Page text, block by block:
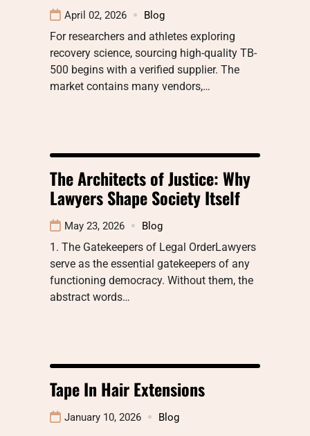
April 02, 2026 Blog
For researchers and athletes exploring
recovery science, sourcing high-quality TB-
500 begins with a verified supplier. The
market contains many vendors,…
The Architects of Justice: Why
Lawyers Shape Society Itself
May 23, 2026 Blog
1. The Gatekeepers of Legal OrderLawyers
serve as the essential gatekeepers of any
functioning democracy. Without them, the
abstract words…
Tape In Hair Extensions
January 10, 2026 Blog